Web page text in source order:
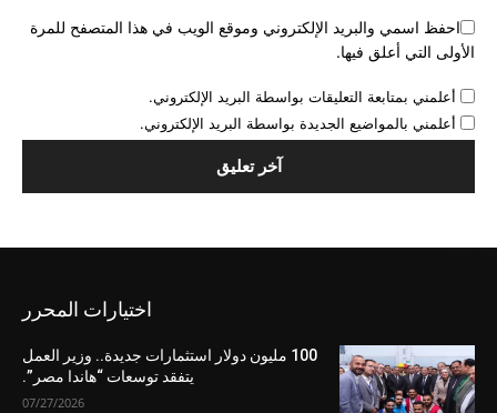
احفظ اسمي والبريد الإلكتروني وموقع الويب في هذا المتصفح للمرة
الأولى التي أعلق فيها.
أعلمني بمتابعة التعليقات بواسطة البريد الإلكتروني.
أعلمني بالمواضيع الجديدة بواسطة البريد الإلكتروني.
اختيارات المحرر
100 مليون دولار استثمارات جديدة.. وزير العمل
يتفقد توسعات “هاندا مصر”.
07/27/2026